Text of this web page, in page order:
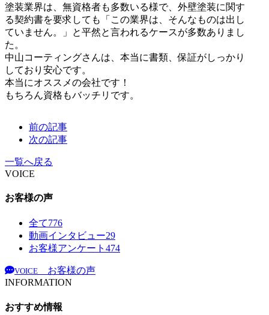
塗装業界は、無資格者も多数いる様で、外壁塗装に関す
る契約書を要求しても「この業界は、そんなものは出し
ていません。」と平然と言われるケースが多数ありまし
た。
中山コーティングさんは、本当に書類、保証がしっかり
しており安心です。
本当にオススメの会社です！
もちろん資格もバッチリです。
前の記事
次の記事
一覧へ戻る
VOICE
お客様の声
全て776
動画インタビュー29
お客様アンケート 474
VOICE
お客様の声
INFORMATION
おすすめ情報